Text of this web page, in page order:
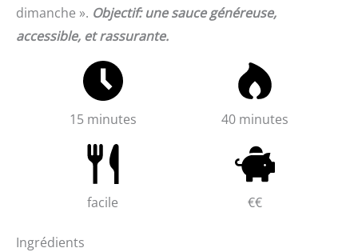
dimanche ». Objectif: une sauce généreuse,
accessible, et rassurante.
15 minutes 40 minutes
facile €€
Ingrédients